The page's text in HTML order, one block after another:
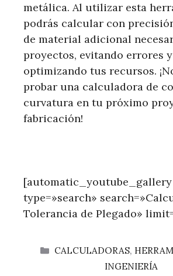
metálica. Al utilizar esta
podrás calcular con
de material adicional
proyectos, evitando errores y
optimizando tus recursos.
probar una calculadora de
curvatura en tu próximo
fabricación!
[automatic_youtube_gallery
type=»search»
Tolerancia de Plegado»
CATEGORÍAS
CALCULADORAS,
INGENIERÍA